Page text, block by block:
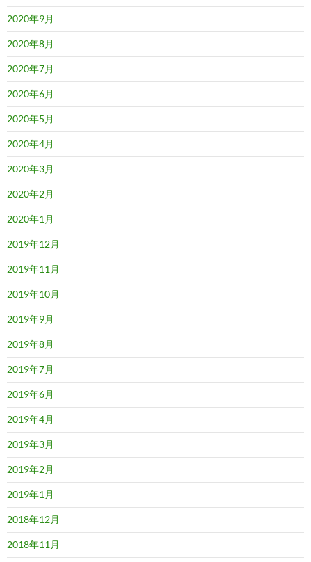
2020年9月
2020年8月
2020年7月
2020年6月
2020年5月
2020年4月
2020年3月
2020年2月
2020年1月
2019年12月
2019年11月
2019年10月
2019年9月
2019年8月
2019年7月
2019年6月
2019年4月
2019年3月
2019年2月
2019年1月
2018年12月
2018年11月